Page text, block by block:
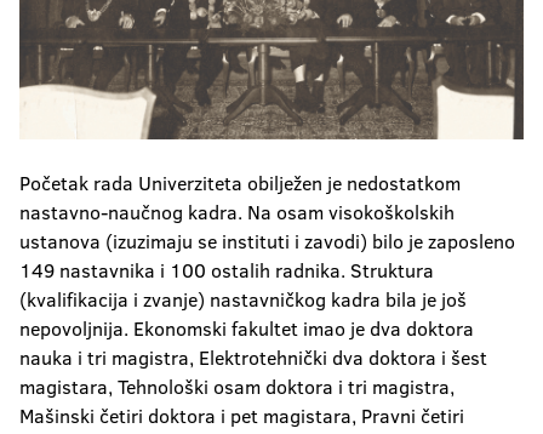
Početak rada Univerziteta obilježen je nedostatkom
nastavno-naučnog kadra. Na osam visokoškolskih
ustanova (izuzimaju se instituti i zavodi) bilo je zaposleno
149 nastavnika i 100 ostalih radnika. Struktura
(kvalifikacija i zvanje) nastavničkog kadra bila je još
nepovoljnija. Ekonomski fakultet imao je dva doktora
nauka i tri magistra, Elektrotehnički dva doktora i šest
magistara, Tehnološki osam doktora i tri magistra,
Mašinski četiri doktora i pet magistara, Pravni četiri